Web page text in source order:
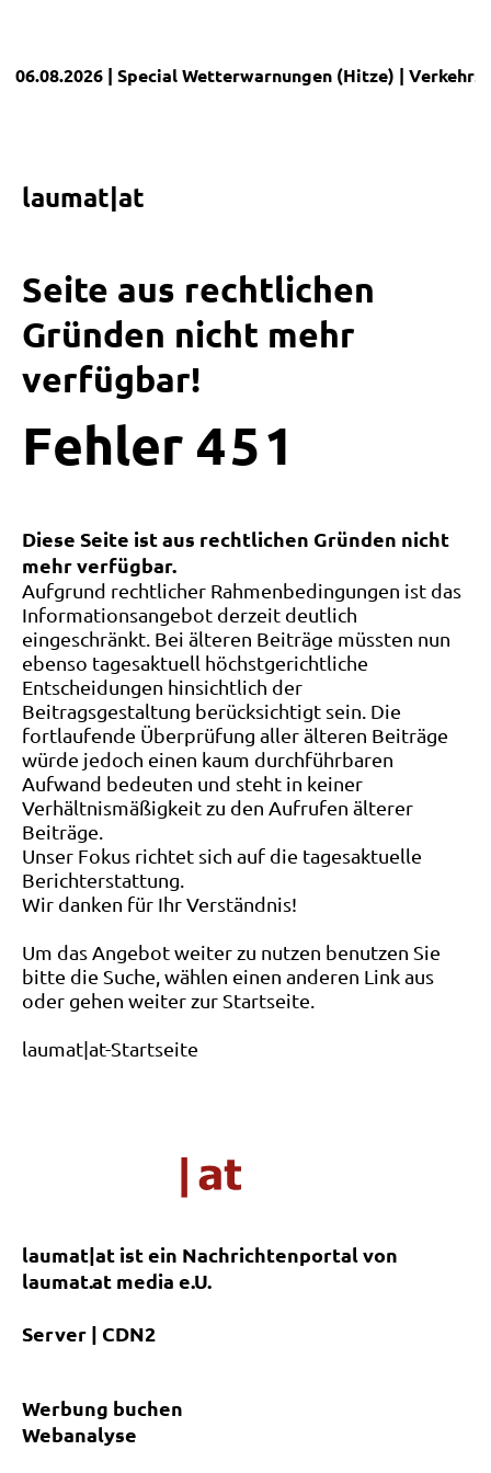
06.08.2026 | SpecialWetterwarnungen (Hitze) |
laumat|at
Seite aus rechtlichen
Gründen nicht mehr
verfügbar!
Fehler 4 5 1
Diese Seite ist aus rechtlichen Gründen nicht
mehr verfügbar.
Aufgrund rechtlicher Rahmenbedingungen ist das
Informationsangebot derzeit deutlich
eingeschränkt. Bei älteren Beiträge müssten nun
ebenso tagesaktuell höchstgerichtliche
Entscheidungen hinsichtlich der
Beitragsgestaltung berücksichtigt sein. Die
fortlaufende Überprüfung aller älteren Beiträge
würde jedoch einen kaum durchführbaren
Aufwand bedeuten und steht in keiner
Verhältnismäßigkeit zu den Aufrufen älterer
Beiträge.
Unser Fokus richtet sich auf die tagesaktuelle
Berichterstattung.
Wir danken für Ihr Verständnis!
Um das Angebot weiter zu nutzen benutzen Sie
bitte die Suche, wählen einen anderen Link aus
oder gehen weiter zur Startseite.
laumat|at-Startseite
laumat|at ist ein Nachrichtenportal von
laumat.at media e.U.
Server | CDN2
Werbung buchen
Webanalyse